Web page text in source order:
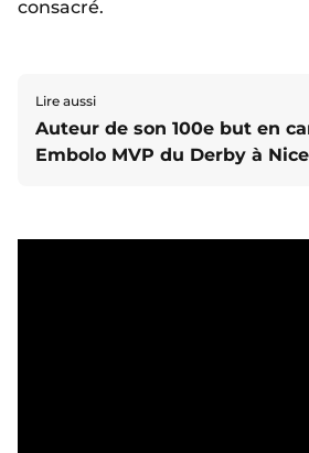
consacré.
Lire aussi
Auteur de son 100e but en
Embolo MVP du Derby à Nice